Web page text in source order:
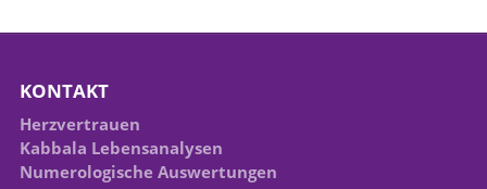
KONTAKT
Herzvertrauen
Kabbala Lebensanalysen
Numerologische Auswertungen